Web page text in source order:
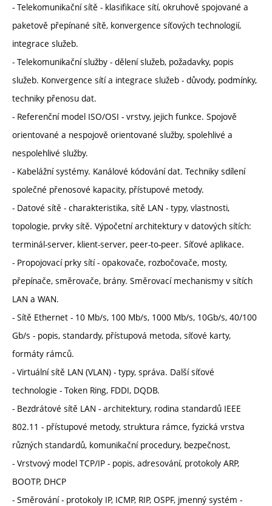
- Telekomunikační sítě - klasifikace sítí, okruhově spojované a
paketově přepínané sítě, konvergence síťových technologií,
integrace služeb.
- Telekomunikační služby - dělení služeb, požadavky, popis
služeb. Konvergence sítí a integrace služeb - důvody, podmínky,
techniky přenosu dat.
- Referenční model ISO/OSI - vrstvy, jejich funkce. Spojově
orientované a nespojově orientované služby, spolehlivé a
nespolehlivé služby.
- Kabelážní systémy. Kanálové kódování dat. Techniky sdílení
společné přenosové kapacity, přístupové metody.
- Datové sítě - charakteristika, sítě LAN - typy, vlastnosti,
topologie, prvky sítě. Výpočetní architektury v datových sítích:
terminál-server, klient-server, peer-to-peer. Síťové aplikace.
- Propojovací prky sítí - opakovače, rozbočovače, mosty,
přepínače, směrovače, brány. Směrovací mechanismy v sítích
LAN a WAN.
- Sítě Ethernet - 10 Mb/s, 100 Mb/s, 1000 Mb/s, 10Gb/s, 40/100
Gb/s - popis, standardy, přístupová metoda, síťové karty,
formáty rámců.
- Virtuální sítě LAN (VLAN) - typy, správa. Další síťové
technologie - Token Ring, FDDI, DQDB.
- Bezdrátové sítě LAN - architektury, rodina standardů IEEE
802.11 - přístupové metody, struktura rámce, fyzická vrstva
různých standardů, komunikační procedury, bezpečnost,
- Vrstvový model TCP/IP - popis, adresování, protokoly ARP,
BOOTP, DHCP
- Směrování - protokoly IP, ICMP, RIP, OSPF, jmenný systém -